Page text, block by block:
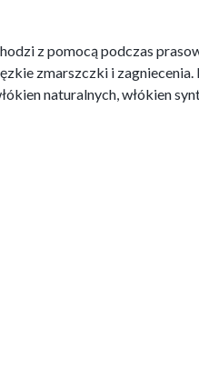
z pomocą podczas
zmarszczki i
naturalnych, włókien